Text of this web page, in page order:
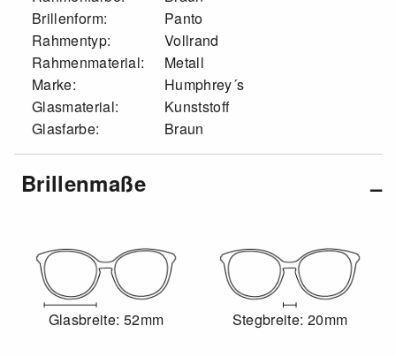
Brillenform:
Panto
Rahmentyp:
Vollrand
Rahmenmaterial:
Metall
Marke:
Humphrey´s
Glasmaterial:
Kunststoff
Glasfarbe:
Braun
Brillenmaße
Glasbreite: 52mm Stegbreite: 20mm